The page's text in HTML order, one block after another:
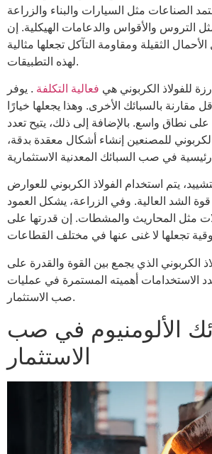
الصناعات مثل السيارات والبناء والزراعة
التروس والأقواس والدعامات الهيكلية. إن
الثقيلة ومقاومة التآكل تجعلها مثالية
لهذه التطبيقات.
للفولاذ الكربوني هي فعالية التكلفة . يوفر
مقارنة بالسبائك الأخرى. وهذا يجعلها خيارًا
على نطاق واسع. بالإضافة إلى ذلك، يتيح تعدد
للمصنعين إنشاء أشكال معقدة بدقة،
يتم استخدام الفولاذ الكربوني للعوارض
الشد العالية. وفي الزراعة، يشكل العمود
مثل المحاريث والمشطات. إن قدرتها على
الكربوني الذي يجمع بين القوة والقدرة على
الاستخدامات أهميته المستمرة في عمليات
صب الاستثمار.
الألومنيوم في صب
الاستثمار